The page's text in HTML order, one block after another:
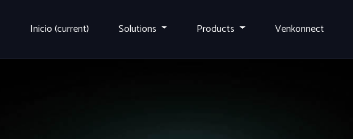
Inicio(current) Solutions Products Venkonnect